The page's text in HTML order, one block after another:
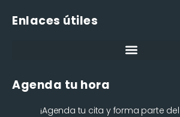
Enlaces útiles
Agenda tu hora
¡Agenda tu cita y forma parte